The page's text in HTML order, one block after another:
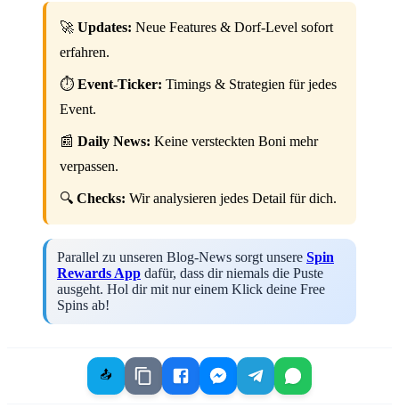
🚀 Updates: Neue Features & Dorf-Level sofort
erfahren.
⏱️ Event-Ticker: Timings & Strategien für jedes
Event.
📰 Daily News: Keine versteckten Boni mehr
verpassen.
🔍 Checks: Wir analysieren jedes Detail für dich.
Parallel zu unseren Blog-News sorgt unsere Spin
Rewards App dafür, dass dir niemals die Puste
ausgeht. Hol dir mit nur einem Klick deine Free
Spins ab!
📤